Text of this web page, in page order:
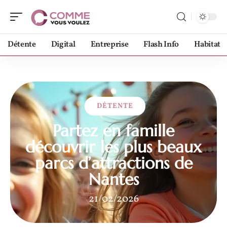
Détente Digital Entreprise Flash Info Habitat
DÉTENTE
Partez en famille
découvrir les plus beaux
parcs d’attractions de
Nantes
21/02/2026